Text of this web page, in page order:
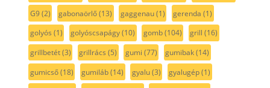
G9(2) gabonaörlő(13) gaggenau(1) gerenda (1)
golyós (1) golyóscsapágy(10) gomb(104) grill (16)
grillbetét(3) grillrács (5) gumi (77) gumibak(14)
gumicső(18) gumiláb(14) gyalu(3) gyalugép(1)